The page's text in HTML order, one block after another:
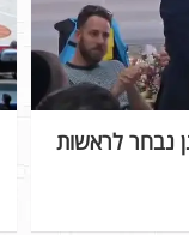
שנה, שי קינן נבחר לראשות